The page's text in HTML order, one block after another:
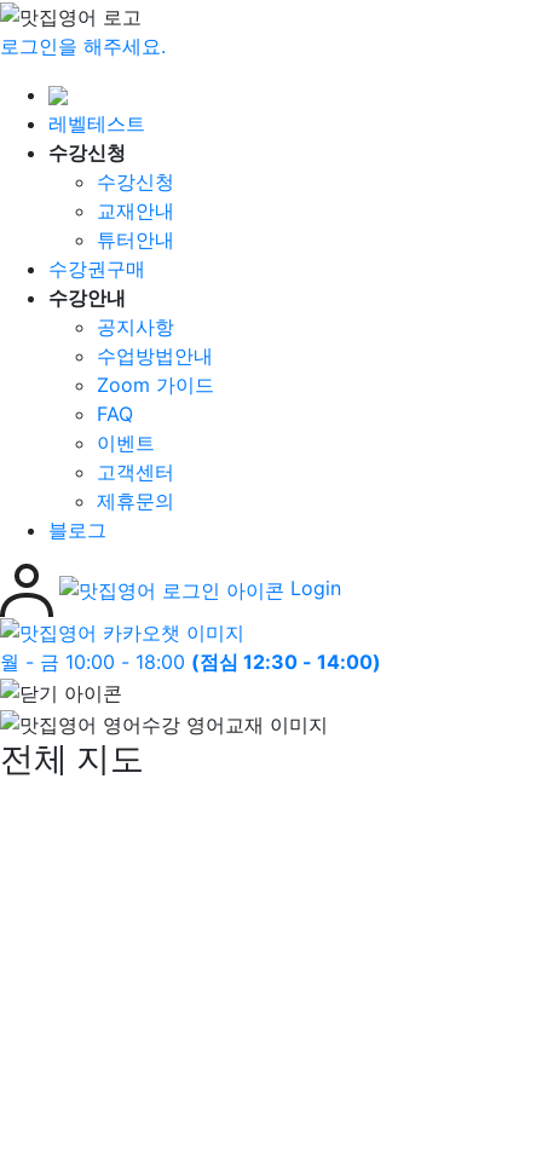
로그인을 해주세요.
레벨테스트
수강신청
수강신청
교재안내
튜터안내
수강권구매
수강안내
공지사항
수업방법안내
Zoom 가이드
FAQ
이벤트
고객센터
제휴문의
블로그
Login
월 - 금 10:00 - 18:00 (점심 12:30 - 14:00)
전체 지도